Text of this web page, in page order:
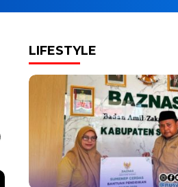
LIFESTYLE